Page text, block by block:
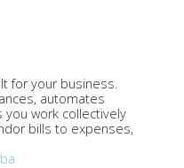
for your business.
automates
work collectively
bills to expenses,